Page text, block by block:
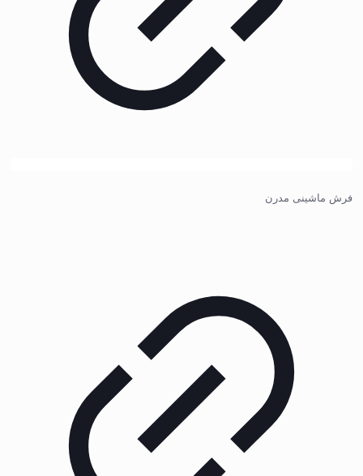
فرش ماشینی مدرن